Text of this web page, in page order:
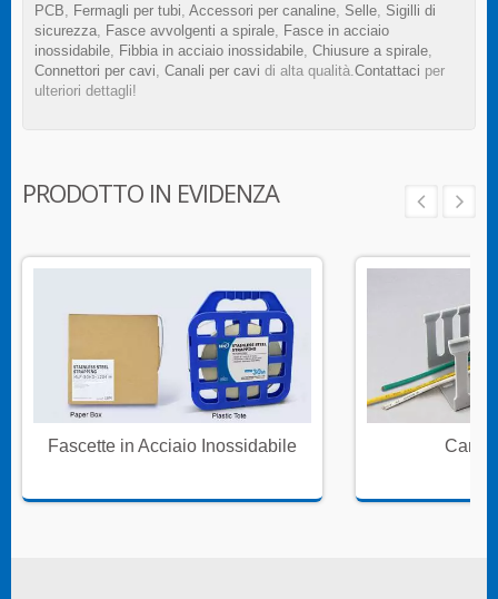
PCB
Fermagli per tubi Accessori per canaline Selle Sigilli di
sicurezza Fasce avvolgenti a spirale Fasce in acciaio
inossidabile Fibbia in acciaio inossidabile Chiusure a spirale
Connettori per cavi Canali per cavi di alta qualità. Contattaci per
ulteriori dettagli!
PRODOTTO IN EVIDENZA
Fascette in Acciaio Inossidabile